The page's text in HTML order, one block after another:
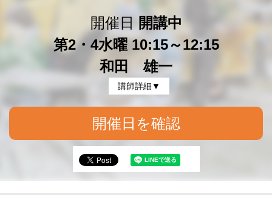
開催日
開講中
第2・4水曜 10:15～12:15
和田 雄一
講師詳細▼
開催日を確認